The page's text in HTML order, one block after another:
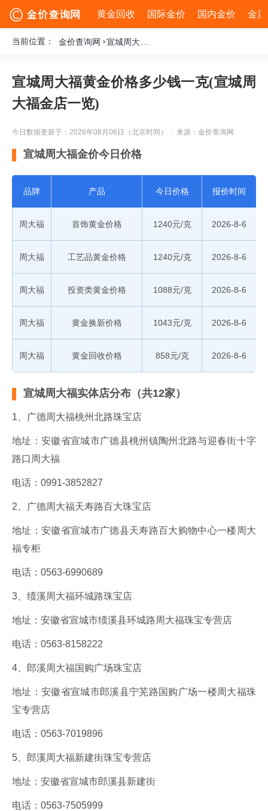
黄金回收 国际金价 国内金价 金
当前位置： 金价查询网 宣城周大福黄金价格多少钱一克(宣城周大福金店一览)
宣城周大福黄金价格多少钱一克(宣城周
大福金店一览)
今日数据更新于：2026年08月06日（北京时间） 来源：金价查询网
宣城周大福金价今日价格
品牌 产品 今日价格 报价时间
周大福 首饰黄金价格 1240元/克 2026-8-6
周大福 工艺品黄金价格 1240元/克 2026-8-6
周大福 投资类黄金价格 1088元/克 2026-8-6
周大福 黄金换新价格 1043元/克 2026-8-6
周大福 黄金回收价格 858元/克 2026-8-6
宣城周大福实体店分布（共12家）
1、广德周大福桃州北路珠宝店
地址：安徽省宣城市广德县桃州镇陶州北路与迎春街十字
路口周大福
电话：0991-3852827
2、广德周大福天寿路百大珠宝店
地址：安徽省宣城市广德县天寿路百大购物中心一楼周大
福专柜
电话：0563-6990689
3、绩溪周大福环城路珠宝店
地址：安徽省宣城市绩溪县环城路周大福珠宝专营店
电话：0563-8158222
4、郎溪周大福国购广场珠宝店
地址：安徽省宣城市郎溪县宁芜路国购广场一楼周大福珠
宝专营店
电话：0563-7019896
5、郎溪周大福新建街珠宝专营店
地址：安徽省宣城市郎溪县新建街
电话：0563-7505999